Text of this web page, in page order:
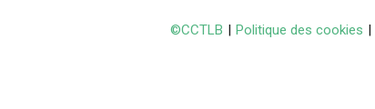
©CCTLB | Politique des cookies |